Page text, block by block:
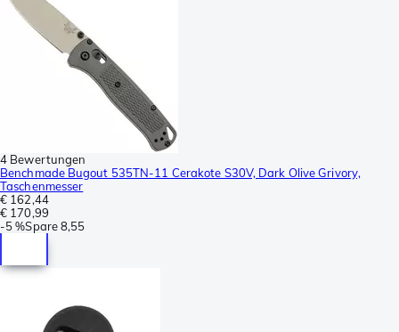
4 Bewertungen
Benchmade Bugout 535TN-11 Cerakote S30V, Dark Olive Grivory,
Taschenmesser
€ 162,44
€ 170,99
-5 %Spare8,55